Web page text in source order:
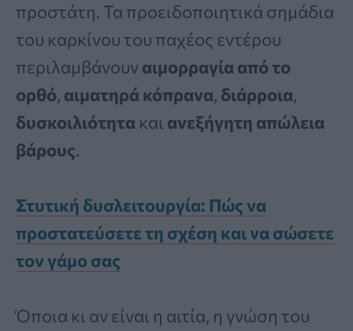
προστάτη. Τα προειδοποιητικά σημάδια
του καρκίνου του παχέος εντέρου
περιλαμβάνουν αιμορραγία από το
ορθό, αιματηρά κόπρανα, διάρροια,
δυσκοιλιότητα και ανεξήγητη απώλεια
βάρους.
Στυτική δυσλειτουργία: Πώς να
προστατεύσετε τη σχέση και να σώσετε
τον γάμο σας
Όποια κι αν είναι η αιτία, η γνώση του